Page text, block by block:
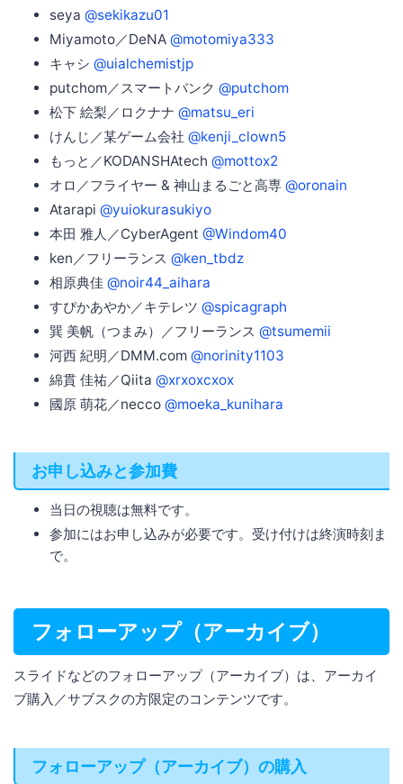
seya @sekikazu01
Miyamoto／DeNA @motomiya333
キャシ @uialchemistjp
putchom／スマートバンク @putchom
松下 絵梨／ロクナナ @matsu_eri
けんじ／某ゲーム会社 @kenji_clown5
もっと／KODANSHAtech @mottox2
オロ／フライヤー & 神山まるごと高専 @oronain
Atarapi @yuiokurasukiyo
本田 雅人／CyberAgent @Windom40
ken／フリーランス @ken_tbdz
相原典佳 @noir44_aihara
すぴかあやか／キテレツ @spicagraph
巽 美帆（つまみ）／フリーランス @tsumemii
河西 紀明／DMM.com @norinity1103
綿貫 佳祐／Qiita @xrxoxcxox
國原 萌花／necco @moeka_kunihara
お申し込みと参加費
当日の視聴は無料です。
参加にはお申し込みが必要です。受け付けは終演時刻ま
で。
フォローアップ（アーカイブ）
スライドなどのフォローアップ（アーカイブ）は、アーカイ
ブ購入／サブスクの方限定のコンテンツです。
フォローアップ（アーカイブ）の購入